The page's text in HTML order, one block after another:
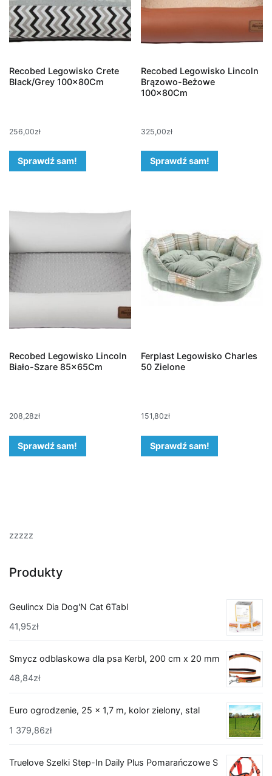
Recobed Legowisko Crete
Black/Grey 100x80Cm
256,00zł
Sprawdź sam!
Recobed Legowisko Lincoln
Brązowo-Beżowe
100x80Cm
325,00zł
Sprawdź sam!
Recobed Legowisko Lincoln
Biało-Szare 85x65Cm
208,28zł
Sprawdź sam!
Ferplast Legowisko Charles
50 Zielone
151,80zł
Sprawdź sam!
zzzzz
Produkty
Geulincx Dia Dog'N Cat 6Tabl
41,95zł
Smycz odblaskowa dla psa Kerbl, 200 cm x 20 mm
48,84zł
Euro ogrodzenie, 25 x 1,7 m, kolor zielony, stal
1 379,86zł
Truelove Szelki Step-In Daily Plus Pomarańczowe S